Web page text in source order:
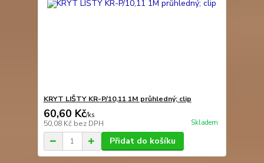
KRYT LIŠTY KR-P/10,11 1M průhledný; clip
60,60 Kč/ks
50,08 Kč bez DPH Skladem
Přidat do košíku